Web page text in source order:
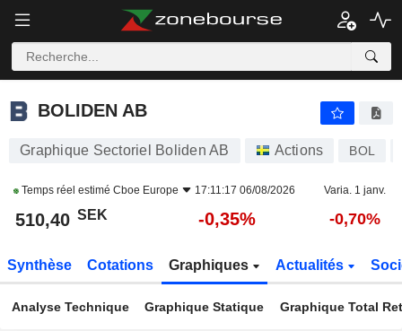
BOLIDEN AB
BOLIDEN AB
Graphique Sectoriel Boliden AB Actions BOL
Temps réel estimé Cboe Europe 17:11:17 06/08/2026 Varia. 1 janv.
510,40 SEK -0,35% -0,70%
Synthèse Cotations Graphiques Actualités
Analyse Technique Graphique Statique Graphique Total